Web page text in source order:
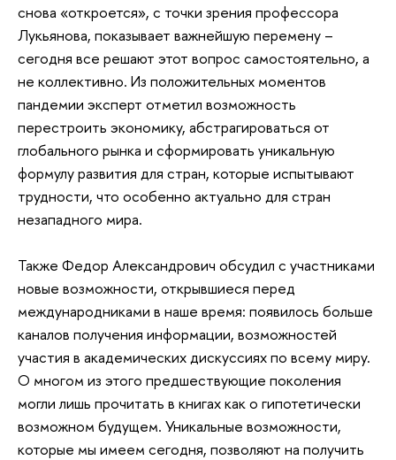
снова «откроется», с точки зрения профессора
Лукьянова, показывает важнейшую перемену –
сегодня все решают этот вопрос самостоятельно, а
не коллективно. Из положительных моментов
пандемии эксперт отметил возможность
перестроить экономику, абстрагироваться от
глобального рынка и сформировать уникальную
формулу развития для стран, которые испытывают
трудности, что особенно актуально для стран
незападного мира.
Также Федор Александрович обсудил с участниками
новые возможности, открывшиеся перед
международниками в наше время: появилось больше
каналов получения информации, возможностей
участия в академических дискуссиях по всему миру.
О многом из этого предшествующие поколения
могли лишь прочитать в книгах как о гипотетически
возможном будущем. Уникальные возможности,
которые мы имеем сегодня, позволяют на получить